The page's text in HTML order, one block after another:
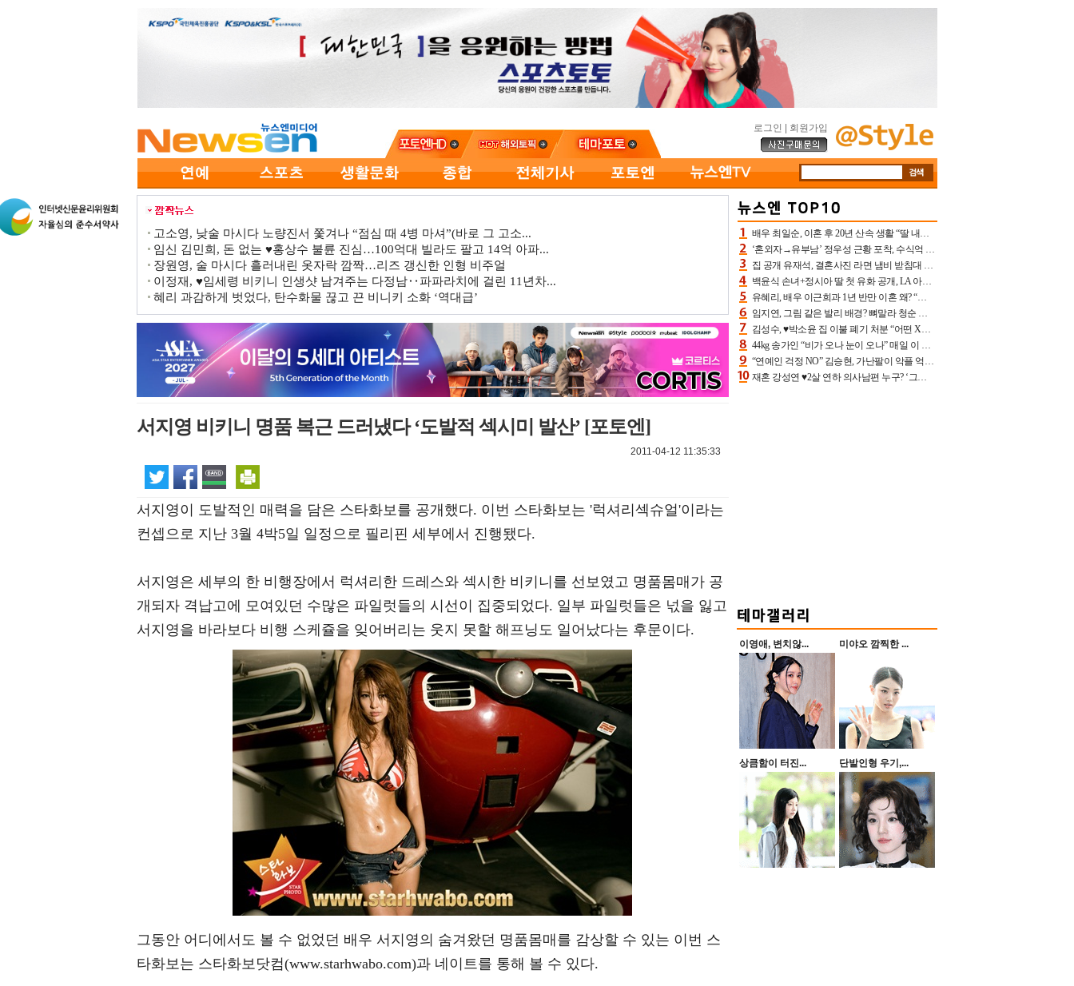
로그인 회원가입
고소영, 낮술 마시다 노량진서 쫓겨나 “점심 때 4병 마셔”(바로 그 고소...
임신 김민희, 돈 없는 ♥홍상수 불륜 진심…100억대 빌라도 팔고 14억 아파...
장원영, 술 마시다 흘러내린 옷자락 깜짝…리즈 갱신한 인형 비주얼
이정재, ♥임세령 비키니 인생샷 남겨주는 다정남‥파파라치에 걸린 11년차...
혜리 과감하게 벗었다, 탄수화물 끊고 끈 비니키 소화 ‘역대급’
서지영 비키니 명품 복근 드러냈다 ‘도발적 섹시미 발산’ [포토엔]
2011-04-12 11:35:33
서지영이 도발적인 매력을 담은 스타화보를 공개했다. 이번 스타화보는 '럭셔리섹슈얼'이라는
컨셉으로 지난 3월 4박5일 일정으로 필리핀 세부에서 진행됐다.
서지영은 세부의 한 비행장에서 럭셔리한 드레스와 섹시한 비키니를 선보였고 명품몸매가 공
개되자 격납고에 모여있던 수많은 파일럿들의 시선이 집중되었다. 일부 파일럿들은 넋을 잃고
서지영을 바라보다 비행 스케쥴을 잊어버리는 웃지 못할 해프닝도 일어났다는 후문이다.
그동안 어디에서도 볼 수 없었던 배우 서지영의 숨겨왔던 명품몸매를 감상할 수 있는 이번 스
타화보는 스타화보닷컴(www.starhwabo.com)과 네이트를 통해 볼 수 있다.
배우 최일순, 이혼 후 20년 산속 생활 “딸 내가 버렸다고 원망‥맘 아파”(특종)[어제TV]
‘혼외자→유부남’ 정우성 근황 포착, 수식억 해킹 피해 후배 만났다 “존경하는”
집 공개 유재석, 결혼사진 라면 냄비 받침대 되고 분노‥가족사진도 피해(놀뭐)[어제TV]
백윤식 손녀+정시아 딸 첫 유화 공개, LA 아트쇼→서울국제조각페스타 작가다운 수준급 실력
유혜리, 배우 이근희과 1년 반만 이혼 왜? “식칼 꽂고 의자 던져” 충격 폭로(특종)[어제TV]
임지연, 그림 같은 발리 배경? 뼈말라 청순 비키니 핏에 상대 안 되네
김성수, ♥박소윤 집 이불 폐기 처분 “어떤 X이랑 썼을지 몰라” 질투(신랑수업2)[어제TV]
44kg 송가인 “비가 오나 눈이 오나” 매일 이 운동, 허벅지 근육량 상승+체지방 감소
“연예인 걱정 NO” 김승현, 가난팔이 악플 억울할만‥아내+딸과 日 여행
재혼 강성연 ♥2살 연하 의사남편 누구? ‘그알’ 자문의에 훈남 비주얼 초엘리트 스펙 [종합]
이영애, 변치않... 미야오 깜찍한 ...
상큼함이 터진... 단발인형 우기,...